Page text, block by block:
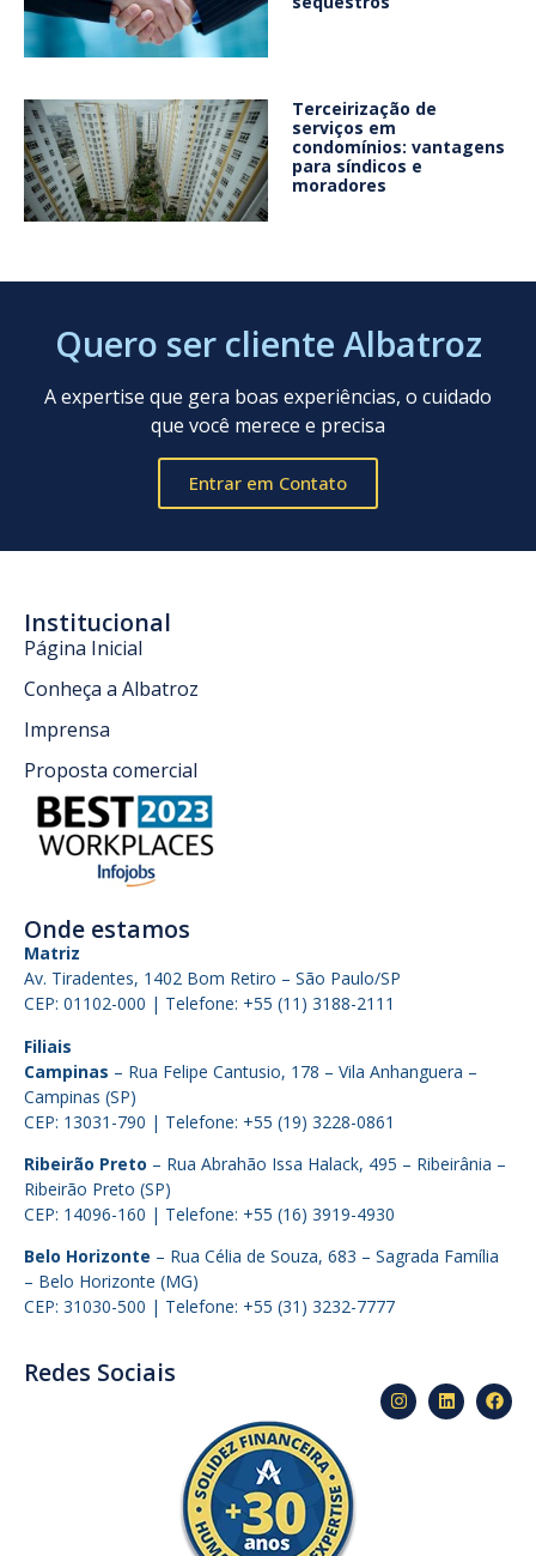
Terceirização de
serviços em
condomínios: vantagens
para síndicos e
moradores
Quero ser cliente Albatroz
A expertise que gera boas experiências, o cuidado
que você merece e precisa
Entrar em Contato
Institucional
Página Inicial
Conheça a Albatroz
Imprensa
Proposta comercial
Onde estamos
Matriz
Av. Tiradentes, 1402 Bom Retiro – São Paulo/SP
CEP: 01102-000 | Telefone: +55 (11) 3188-2111
Filiais
Campinas – Rua Felipe Cantusio, 178 – Vila Anhanguera –
Campinas (SP)
CEP: 13031-790 | Telefone: +55 (19) 3228-0861
Ribeirão Preto – Rua Abrahão Issa Halack, 495 – Ribeirânia –
Ribeirão Preto (SP)
CEP: 14096-160 | Telefone: +55 (16) 3919-4930
Belo Horizonte – Rua Célia de Souza, 683 – Sagrada Família
– Belo Horizonte (MG)
CEP: 31030-500 | Telefone: +55 (31) 3232-7777
Redes Sociais